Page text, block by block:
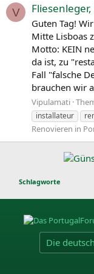
V
Guten Tag!
Mitte Lisboas
Motto: KEIN
da ist, zu
Fall "falsche
brauchen wir
Vipulamati
installateur
Renovieren in
Schlagworte
Die